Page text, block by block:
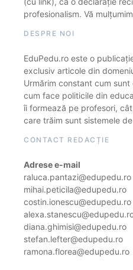
profesionalism. Vă
DESPRE NOI
EduPedu.ro este o
exclusiv articole din
Urmărim constant cum
cum face politicile din
îi formează pe profesori,
care trăim sunt sistemele
CONTACT REDACȚIE
Adrese e-mail
raluca.pantazi@edupedu.ro
mihai.peticila@edupedu.ro
costin.ionescu@edupedu.ro
diana.ghimisi@edupedu.ro
stefan.lefter@edupedu.ro
ramona.florea@edupedu.ro